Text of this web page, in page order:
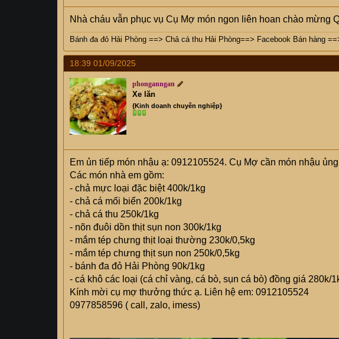
Nhà cháu vẫn phục vụ Cụ Mợ món ngon liên hoan chào mừng
Bánh đa đỏ Hải Phòng ==> Chả cá thu Hải Phòng==> Facebook Bán hàng
18:39 01/09/2025
phonganngan
Xe lăn
{Kinh doanh chuyên nghiệp}
Em ủn tiếp món nhậu ạ: 0912105524. Cụ Mợ cần món nhậu
Các món nhà em gồm:
- chả mực loại đặc biệt 400k/1kg‭
- chả cá mối biển 200k/1kg
- chả cá thu 250k/1kg
- nõn đuôi dồn thịt sụn non 300k/1kg
- mắm tép chưng thịt loại thường 230k/0,5kg
- mắm tép chưng thịt sụn non 250k/0,5kg
- bánh đa đỏ Hải Phòng 90k/1kg
- cá khô các loại (cá chỉ vàng, cá bò, sụn cá bò) đồng giá 280k/
Kính mời cụ mợ thưởng thức ạ. Liên hệ em: 0912105524
0977858596 ( call, zalo, imess)